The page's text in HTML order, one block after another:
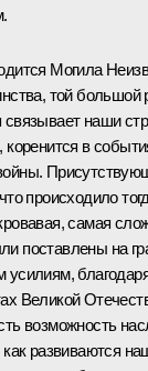
Могила
той
связывает наши
коренится в
происходило
самая
поставлены на
усилиям,
Великой
возможность
как развиваются